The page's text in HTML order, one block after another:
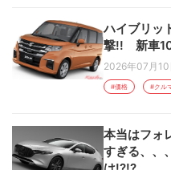
ハイブリッ
撃!! 新車
2026年07月10
#価格 #クル
本当はフォ
すぎる、、